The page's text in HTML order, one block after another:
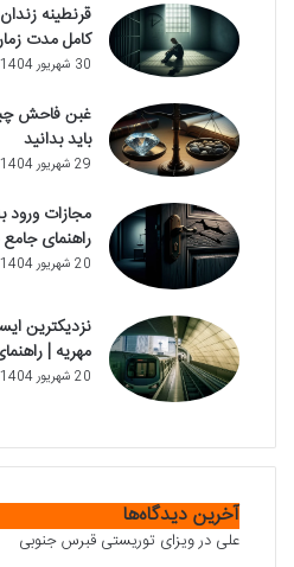
قرنطینه
کامل مدت
30 شهریور 1404
غبن فاحش
باید بدانید
29 شهریور 1404
مجازات
راهنمای
20 شهریور 1404
نزدیکترین
مهریه |
20 شهریور 1404
آخرین دیدگاه‌ها
علی درویزای توریستی قبرس جنوبی